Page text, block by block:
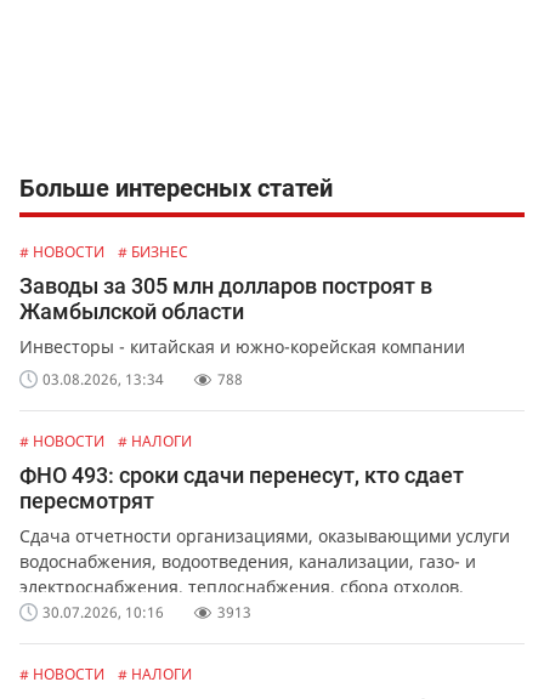
Больше интересных статей
# НОВОСТИ # БИЗНЕС
Заводы за 305 млн долларов построят в
Жамбылской области
Инвесторы - китайская и южно-корейская компании
03.08.2026, 13:34 788
# НОВОСТИ # НАЛОГИ
ФНО 493: сроки сдачи перенесут, кто сдает
пересмотрят
Сдача отчетности организациями, оказывающими услуги
водоснабжения, водоотведения, канализации, газо- и
электроснабжения, теплоснабжения, сбора отходов,
обслуживания лифтов и перевозок.
30.07.2026, 10:16 3913
# НОВОСТИ # НАЛОГИ